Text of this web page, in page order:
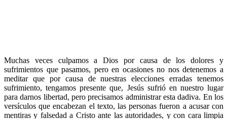
Muchas veces culpamos a Dios por causa de los dolores y
sufrimientos que pasamos, pero en ocasiones no nos detenemos a
meditar que por causa de nuestras elecciones erradas tenemos
sufrimiento, tengamos presente que, Jesús sufrió en nuestro lugar
para darnos libertad, pero precisamos administrar esta dadiva. En los
versículos que encabezan el texto, las personas fueron a acusar con
mentiras y falsedad a Cristo ante las autoridades, y con cara limpia